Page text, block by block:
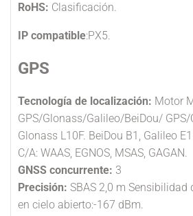
RoHS: Clasificación.
IP compatible:PX5.
GPS
Tecnología de localización: Motor
GPS/Glonass/Galileo/BeiDou/ GPS/
Glonass L10F. BeiDou B1, Galileo
C/A: WAAS, EGNOS, MSAS, GAGAN.
GNSS concurrente: 3
Precisión: SBAS 2,0 m Sensibilidad
en cielo abierto:-167 dBm.